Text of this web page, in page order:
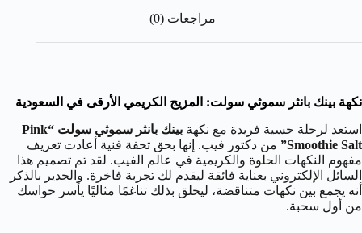
مراجعات (0)
نكهة بينك بانثر سموثي سولت: المزيج الكريمي الأرقى في السعودية
استعد لرحلة حسية فريدة مع نكهة بينك بانثر سموثي سولت
“Pink
Smoothie Salt”
من دكتور فيب. إنها بحق تحفة فنية أعادت تعريف
مفهوم النكهات الحلوة والكريمية في عالم الفيب. لقد تم تصميم هذا
السائل الإلكتروني بعناية فائقة ليقدم لك تجربة فاخرة. والجدير بالذكر
أنه يجمع بين نكهات متناقضة، ليخلق بذلك تناغمًا مثاليًا يأسر حواسك
من أول سحبة.